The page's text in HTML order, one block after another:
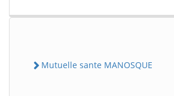
Mutuelle sante MANOSQUE